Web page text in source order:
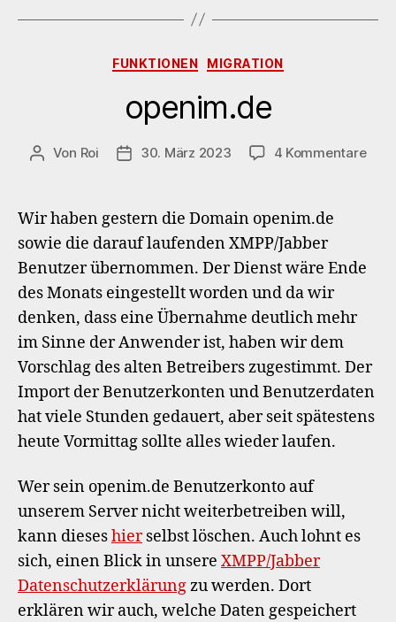
Kategorien
FUNKTIONEN MIGRATION
openim.de
Beitragsautor
Von Roi Veröffentlichungsdatum
30. März 2023 4 Kommentarezu
Wir haben gestern die Domain openim.de
sowie die darauf laufenden XMPP/Jabber
Benutzer übernommen. Der Dienst wäre Ende
des Monats eingestellt worden und da wir
denken, dass eine Übernahme deutlich mehr
im Sinne der Anwender ist, haben wir dem
Vorschlag des alten Betreibers zugestimmt. Der
Import der Benutzerkonten und Benutzerdaten
hat viele Stunden gedauert, aber seit spätestens
heute Vormittag sollte alles wieder laufen.
Wer sein openim.de Benutzerkonto auf
unserem Server nicht weiterbetreiben will,
kann dieseshierselbst löschen. Auch lohnt es
sich, einen Blick in unsere XMPP/Jabber
Datenschutzerklärungzu werden. Dort
erklären wir auch, welche Daten gespeichert